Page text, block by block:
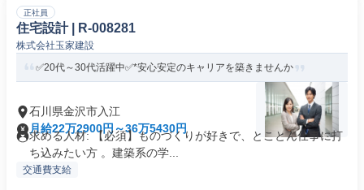
正社員
住宅設計 | R-008281
株式会社玉家建設
✅20代～30代活躍中✅*安心安定のキャリアを築きませんか
石川県金沢市入江
月給22万2900円～36万5430円
求める人材: 【必須】ものづくりが好きで、とことん仕事に打
ち込みたい方 。建築系の学...
交通費支給